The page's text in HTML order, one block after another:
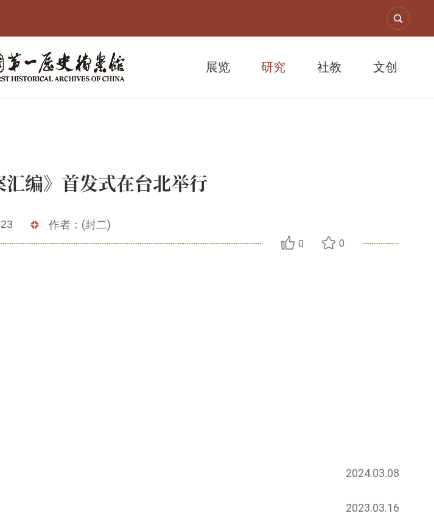
展览 研究 社教 文创
汇编》首发式在台北举行
作者：(封二)
0 0
2024.03.08
2023.03.16